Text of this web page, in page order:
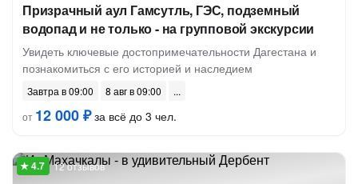
Призрачный аул Гамсутль, ГЭС, подземный
водопад и не только - на групповой экскурсии
Увидеть ключевые достопримечательности Дагестана и
познакомиться с его историей и наследием
Завтра в 09:00
8 авг в 09:00
от 12 000 ₽за всё до 3 чел.
12 отзывов